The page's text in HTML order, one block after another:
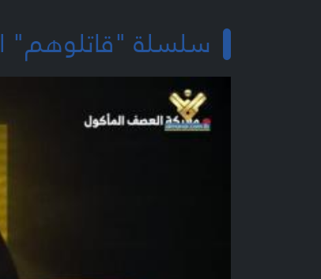
سلسلة "قاتلوهم"